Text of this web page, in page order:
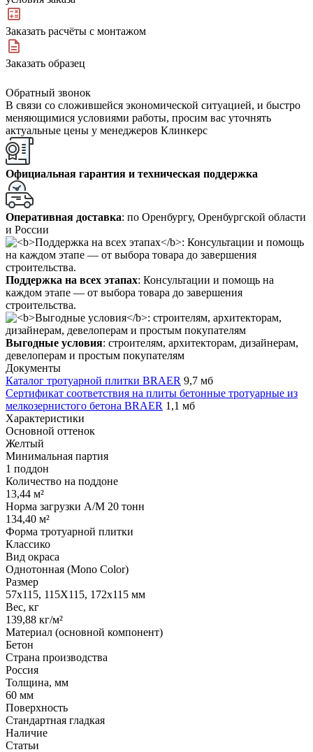
Заказать расчёты с монтажом
Заказать образец
Обратный звонок
В связи со сложившейся экономической ситуацией, и быстро
меняющимися условиями работы, просим вас уточнять
актуальные цены у менеджеров Клинкерс
Официальная гарантия и техническая поддержка
Оперативная доставка: по Оренбургу, Оренбургской области
и России
Поддержка на всех этапах: Консультации и помощь на
каждом этапе — от выбора товара до завершения
строительства.
Выгодные условия: строителям, архитекторам, дизайнерам,
девелоперам и простым покупателям
Документы
Каталог тротуарной плитки BRAER 9,7 мб
Сертификат соответствия на плиты бетонные тротуарные из
мелкозернистого бетона BRAER 1,1 мб
Характеристики
Основной оттенок
Желтый
Минимальная партия
1 поддон
Количество на поддоне
13,44 м²
Норма загрузки А/М 20 тонн
134,40 м²
Форма тротуарной плитки
Классико
Вид окраса
Однотонная (Mono Color)
Размер
57х115, 115Х115, 172х115 мм
Вес, кг
139,88 кг/м²
Материал (основной компонент)
Бетон
Страна производства
Россия
Толщина, мм
60 мм
Поверхность
Стандартная гладкая
Наличие
Статьи